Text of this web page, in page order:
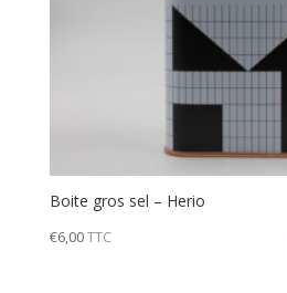
Boite gros sel – Herio
€6,00TTC